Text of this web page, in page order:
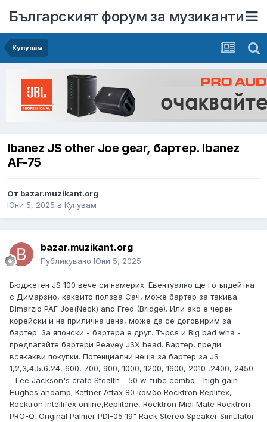
Българският форум за музиканти
Купувам
Ibanez JS other Joe gear, бартер. Ibanez
AF-75
От bazar.muzikant.org
Юни 5, 2025 в Купувам
bazar.muzikant.org
Публикувано Юни 5, 2025
Бюджетен JS 100 вече си намерих. Евентуално ще го ъпдейтна
с Димарзио, каквито ползва Сач, може бартер за такива
Dimarzio PAF Joe(Neck) and Fred (Bridge). Или ако е черен
корейски и на прилична цена, може да се договирим за
бартер. За японски - бартера е друг. Търся и Big bad wha -
предлагайте бартери Peavey JSX head. Бартер, преди
всякакви покупки. Потенциални неща за бартер за JS
1,2,3,4,5,6,24, 600, 700, 900, 1000, 1200, 1600, 2010 ,2400, 2450
- Lee Jackson's crate Stealth - 50 w. tube combo - high gain
Hughes andamp; Kettner Attax 80 комбо Rocktron Replifex,
Rocktron Intellifex online,Replitone, Rocktron Midi Mate Rocktron
PRO-Q, Original Palmer PDI-05 19" Rack Stereo Speaker Simulator